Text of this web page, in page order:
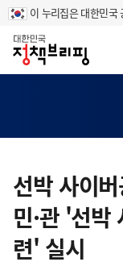
이 누리집은 대한민국
홈
츠
영
역
선박 사이
민·관 '선박
련' 실시